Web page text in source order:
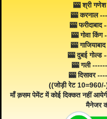
🎰 श्री
🎰 करनाल
🎰
🎰 गोवा
🎰
🎰 दुबई
🎰 गली
🎰 दिसावर
((जोड़ी रेट
माँ क़सम पेमेंट में कोई दिक्कत नहीं
मैनेजर